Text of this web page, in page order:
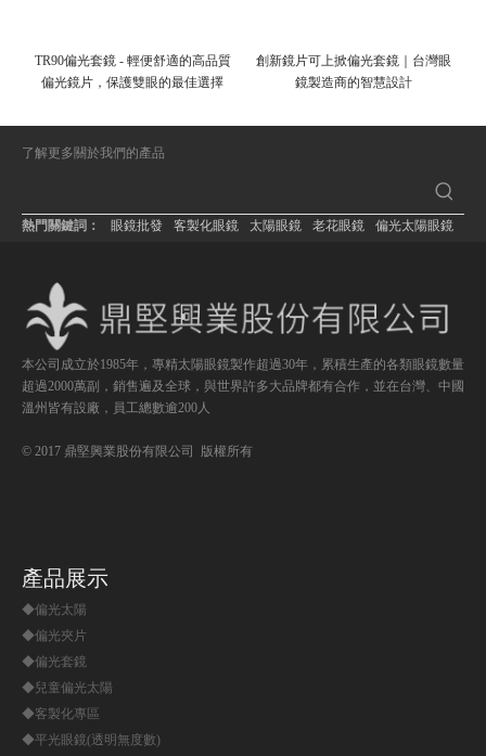
TR90偏光套鏡 - 輕便舒適的高品質
偏光鏡片，保護雙眼的最佳選擇
創新鏡片可上掀偏光套鏡｜台灣眼
鏡製造商的智慧設計
了解更多關於我們的產品
熱門關鍵詞： 眼鏡批發 客製化眼鏡 太陽眼鏡 老花眼鏡 偏光太陽眼鏡
本公司成立於1985年，專精太陽眼鏡製作超過30年，累積生產的各類眼鏡數量
超過2000萬副，銷售遍及全球，與世界許多大品牌都有合作，並在台灣、中國
溫州皆有設廠，員工總數逾200人
© 2017 鼎堅興業股份有限公司 版權所有
產品展示
◆偏光太陽
◆偏光夾片
◆偏光套鏡
◆兒童偏光太陽
◆客製化專區
◆平光眼鏡(透明無度數)